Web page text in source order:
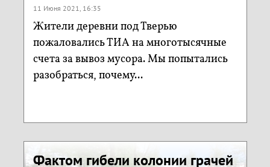
11 Июня 2021, 16:35
Жители деревни под Тверью
пожаловались ТИА на многотысячные
счета за вывоз мусора. Мы попытались
разобраться, почему...
Фактом гибели колонии грачей